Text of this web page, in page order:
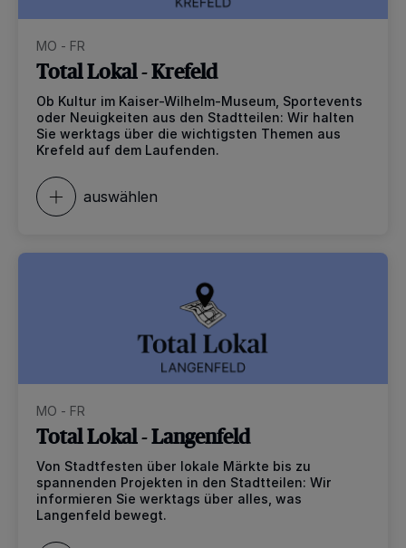
MO - FR
Total Lokal - Krefeld
Ob Kultur im Kaiser-Wilhelm-Museum, Sportevents
oder Neuigkeiten aus den Stadtteilen: Wir halten
Sie werktags über die wichtigsten Themen aus
Krefeld auf dem Laufenden.
auswählen
MO - FR
Total Lokal - Langenfeld
Von Stadtfesten über lokale Märkte bis zu
spannenden Projekten in den Stadtteilen: Wir
informieren Sie werktags über alles, was
Langenfeld bewegt.